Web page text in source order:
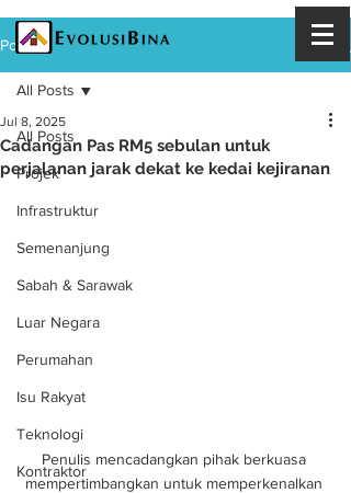
Post
All Posts
Projek
Infrastruktur
Semenanjung
Sabah & Sarawak
Luar Negara
Perumahan
Isu Rakyat
Teknologi
Kontraktor
All Posts
Cadangan Pas RM5 sebulan untuk
perjalanan jarak dekat ke kedai kejiranan
Jul 8, 2025
Penulis mencadangkan pihak berkuasa
mempertimbangkan untuk memperkenalkan